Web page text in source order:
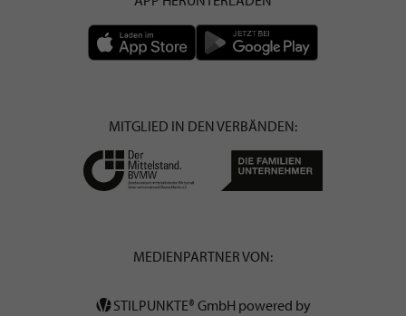
MITGLIED IN DEN VERBÄNDEN:
MEDIENPARTNER VON:
STILPUNKTE® GmbH powered by